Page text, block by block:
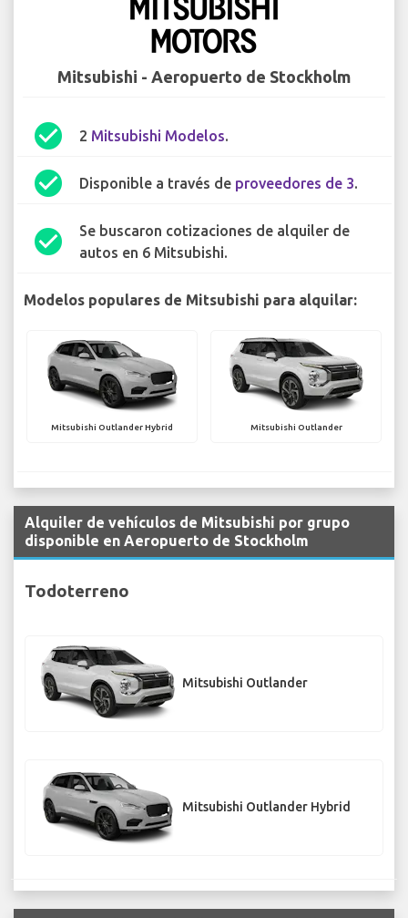
Mitsubishi - Aeropuerto de Stockholm
check_circle 2 Mitsubishi Modelos.
check_circle Disponible a través de proveedores de 3.
check_circle
Se buscaron cotizaciones de alquiler de
autos en 6 Mitsubishi.
Modelos populares de Mitsubishi para alquilar:
Mitsubishi Outlander Hybrid Mitsubishi Outlander
Alquiler de vehículos de Mitsubishi por grupo
disponible en Aeropuerto de Stockholm
Todoterreno
Mitsubishi Outlander
Mitsubishi Outlander Hybrid